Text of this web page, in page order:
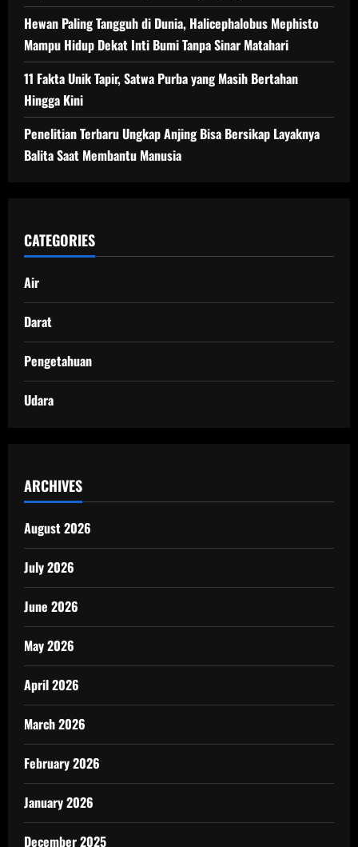
Hewan Paling Tangguh di Dunia, Halicephalobus Mephisto
Mampu Hidup Dekat Inti Bumi Tanpa Sinar Matahari
11 Fakta Unik Tapir, Satwa Purba yang Masih Bertahan
Hingga Kini
Penelitian Terbaru Ungkap Anjing Bisa Bersikap Layaknya
Balita Saat Membantu Manusia
CATEGORIES
Air
Darat
Pengetahuan
Udara
ARCHIVES
August 2026
July 2026
June 2026
May 2026
April 2026
March 2026
February 2026
January 2026
December 2025